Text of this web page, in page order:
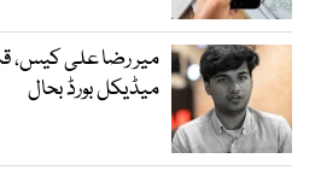
میر رضا علی کیس،
میڈیکل بورڈ بحال